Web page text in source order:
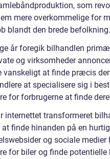
som
mere overkommelige for
blandt den brede befolkning.
år foregik bilhandlen
og virksomheder
vanskeligt at finde præcis
at specialisere sig i
for forbrugerne at finde
internettet transformeret
finde hinanden på en
og sociale
for biler og finde